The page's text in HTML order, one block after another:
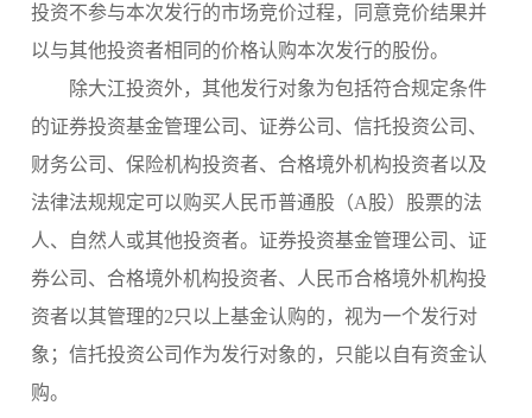
投资不参与本次发行的市场竞价过程，同意竞价结果并
以与其他投资者相同的价格认购本次发行的股份。
除大江投资外，其他发行对象为包括符合规定条件
的证券投资基金管理公司、证券公司、信托投资公司、
财务公司、保险机构投资者、合格境外机构投资者以及
法律法规规定可以购买人民币普通股（A股）股票的法
人、自然人或其他投资者。证券投资基金管理公司、证
券公司、合格境外机构投资者、人民币合格境外机构投
资者以其管理的2只以上基金认购的，视为一个发行对
象；信托投资公司作为发行对象的，只能以自有资金认
购。